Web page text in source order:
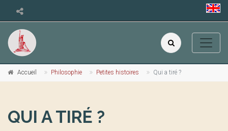
Accueil Philosophie Petites histoires Qui a tiré ?
QUI A TIRÉ ?